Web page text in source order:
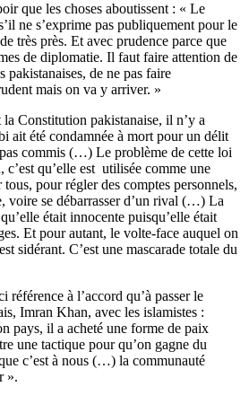
que les choses aboutissent : « Le
ne s’exprime pas publiquement pour le
très près. Et avec prudence parce que
de diplomatie. Il faut faire attention de
pakistanaises, de ne pas faire
mais on va y arriver. »
Constitution pakistanaise, il n’y a
ait été condamnée à mort pour un délit
pas commis (…) Le problème de cette loi
c’est qu’elle est utilisée comme une
pour régler des comptes personnels,
voire se débarrasser d’un rival (…) La
était innocente puisqu’elle était
Et pour autant, le volte-face auquel on
sidérant. C’est une mascarade totale du
à l’accord qu’à passer le
Imran Khan, avec les islamistes :
pays, il a acheté une forme de paix
une tactique pour qu’on gagne du
c’est à nous (…) la communauté
».